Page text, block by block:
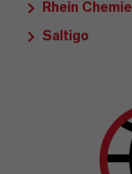
Rhein Chemie
Saltigo